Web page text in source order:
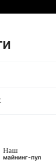
Наш
майнинг-пул